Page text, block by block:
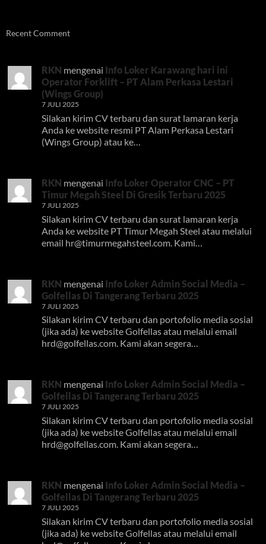
Recent Comment
RKN mengenai Info Loker Karawang hari ini
Operator Forklift – PT Alam Perkasa Lestari
(Wings Group)
7 JULI 2025
Silakan kirim CV terbaru dan surat lamaran kerja
Anda ke website resmi PT Alam Perkasa Lestari
(Wings Group) atau ke…
RKN mengenai Info Loker Operator CNC – PT
Timur Megah Steel Di Gresik Terbaru 2025
7 JULI 2025
Silakan kirim CV terbaru dan surat lamaran kerja
Anda ke website PT Timur Megah Steel atau melalui
email hr@timurmegahsteel.com . Kami…
RKN mengenai Info Loker Admin Social Media –
Golfellas Di Tangerang Terbaru 2025
7 JULI 2025
Silakan kirim CV terbaru dan portofolio media sosial
(jika ada) ke website Golfellas atau melalui email
hrd@golfellas.com. Kami akan segera…
RKN mengenai Info Loker Admin Social Media –
Golfellas Di Tangerang Terbaru 2025
7 JULI 2025
Silakan kirim CV terbaru dan portofolio media sosial
(jika ada) ke website Golfellas atau melalui email
hrd@golfellas.com. Kami akan segera…
RKN mengenai Info Loker Admin Social Media –
Golfellas Di Tangerang Terbaru 2025
7 JULI 2025
Silakan kirim CV terbaru dan portofolio media sosial
(jika ada) ke website Golfellas atau melalui email